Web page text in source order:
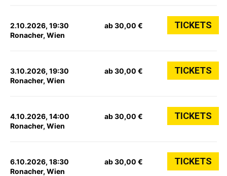
2.10.2026, 19:30
Ronacher, Wien
ab 30,00 € TICKETS
3.10.2026, 19:30
Ronacher, Wien
ab 30,00 € TICKETS
4.10.2026, 14:00
Ronacher, Wien
ab 30,00 € TICKETS
6.10.2026, 18:30
Ronacher, Wien
ab 30,00 € TICKETS